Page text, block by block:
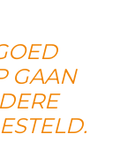
GAAN